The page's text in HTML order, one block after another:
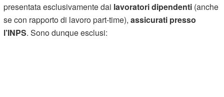
presentata esclusivamente dai lavoratori dipendenti (anche
se con rapporto di lavoro part-time),assicurati presso
l’INPS. Sono dunque esclusi: